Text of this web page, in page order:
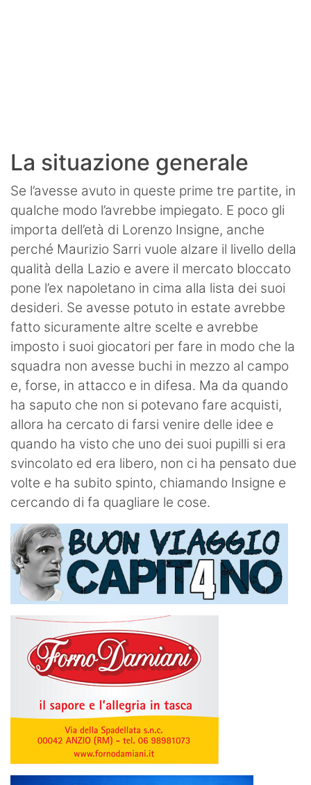
La situazione generale
Se l’avesse avuto in queste prime tre partite, in
qualche modo l’avrebbe impiegato. E poco gli
importa dell’età di Lorenzo Insigne, anche
perché Maurizio Sarri vuole alzare il livello della
qualità della Lazio e avere il mercato bloccato
pone l’ex napoletano in cima alla lista dei suoi
desideri. Se avesse potuto in estate avrebbe
fatto sicuramente altre scelte e avrebbe
imposto i suoi giocatori per fare in modo che la
squadra non avesse buchi in mezzo al campo
e, forse, in attacco e in difesa. Ma da quando
ha saputo che non si potevano fare acquisti,
allora ha cercato di farsi venire delle idee e
quando ha visto che uno dei suoi pupilli si era
svincolato ed era libero, non ci ha pensato due
volte e ha subito spinto, chiamando Insigne e
cercando di fa quagliare le cose.